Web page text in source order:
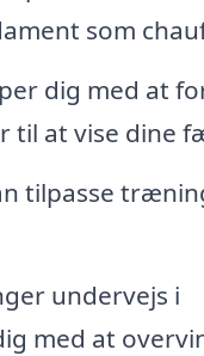
som
dig med at
til at vise dine
tilpasse
undervejs i
med at